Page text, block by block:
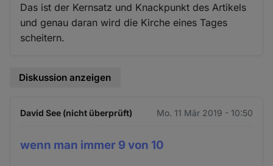
Das ist der Kernsatz und Knackpunkt des Artikels
und genau daran wird die Kirche eines Tages
scheitern.
Diskussion anzeigen
David See (nicht überprüft) Mo. 11 Mär 2019 - 10:50
wenn man immer 9 von 10